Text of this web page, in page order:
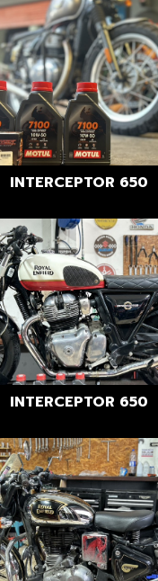
INTERCEPTOR 650
INTERCEPTOR 650